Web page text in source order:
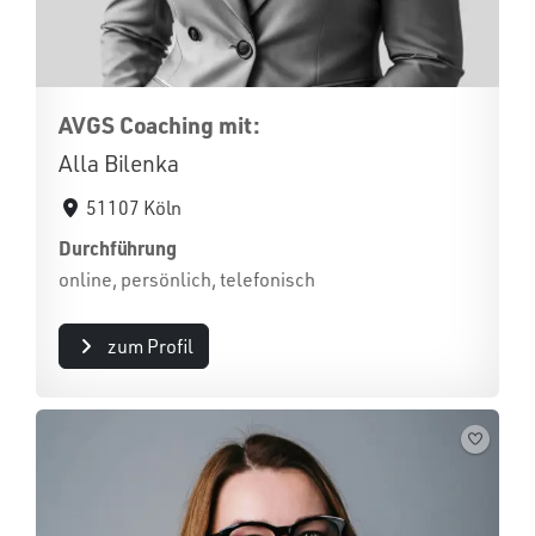
AVGS Coaching mit:
Alla Bilenka
51107 Köln
Durchführung
online, persönlich, telefonisch
zum Profil